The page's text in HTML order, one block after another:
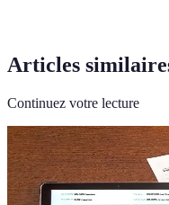
Articles
Continuez votre lecture